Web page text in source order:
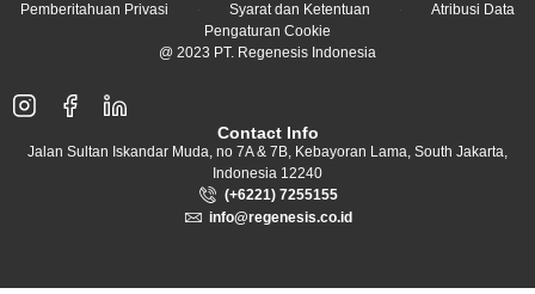
Pemberitahuan Privasi Syarat dan Ketentuan
Atribusi Data
Pengaturan Cookie
@ 2023 PT. Regenesis Indonesia
Contact Info
Jalan Sultan Iskandar Muda, no 7A & 7B, Kebayoran Lama, South Jakarta,
Indonesia 12240
(+6221) 7255155
info@regenesis.co.id